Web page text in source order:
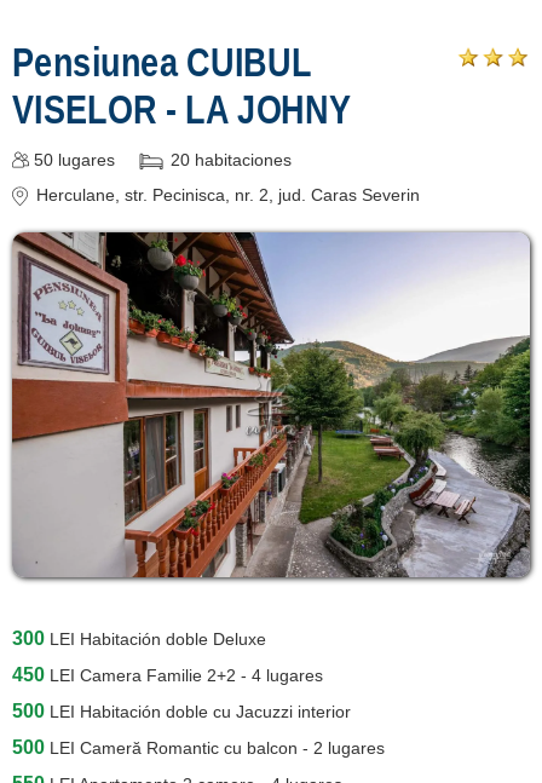
Pensiunea CUIBUL
VISELOR - LA JOHNY
50 lugares 20 habitaciones
Herculane, str. Pecinisca, nr. 2, jud. Caras Severin
300 LEI Habitación doble Deluxe
450 LEI Camera Familie 2+2 - 4 lugares
500 LEI Habitación doble cu Jacuzzi interior
500 LEI Cameră Romantic cu balcon - 2 lugares